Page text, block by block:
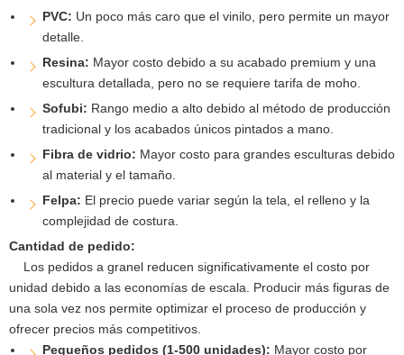
PVC: Un poco más caro que el vinilo, pero permite un mayor
detalle.
Resina: Mayor costo debido a su acabado premium y una
escultura detallada, pero no se requiere tarifa de moho.
Sofubi: Rango medio a alto debido al método de producción
tradicional y los acabados únicos pintados a mano.
Fibra de vidrio: Mayor costo para grandes esculturas debido
al material y el tamaño.
Felpa: El precio puede variar según la tela, el relleno y la
complejidad de costura.
Cantidad de pedido:
Los pedidos a granel reducen significativamente el costo por
unidad debido a las economías de escala. Producir más figuras de
una sola vez nos permite optimizar el proceso de producción y
ofrecer precios más competitivos.
Pequeños pedidos (1-500 unidades): Mayor costo por